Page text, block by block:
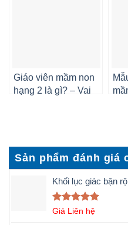
Sản phẩm đánh giá
Khối lục giác bận
Được xếp
Giá Liên hệ
Giáo viên mầm non
hạng 2 là gì? – Vai